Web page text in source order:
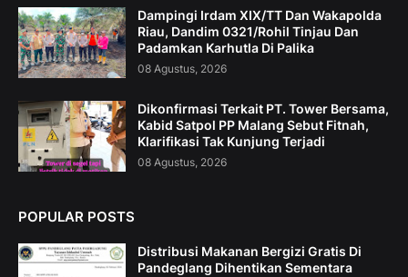
Dampingi Irdam XIX/TT Dan Wakapolda
Riau, Dandim 0321/Rohil Tinjau Dan
Padamkan Karhutla Di Palika
08 Agustus, 2026
Dikonfirmasi Terkait PT. Tower Bersama,
Kabid Satpol PP Malang Sebut Fitnah,
Klarifikasi Tak Kunjung Terjadi
08 Agustus, 2026
POPULAR POSTS
Distribusi Makanan Bergizi Gratis Di
Pandeglang Dihentikan Sementara